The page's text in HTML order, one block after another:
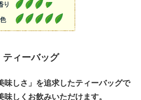
ティーバッグ
味しさ」を追求したティーバッグで
しくお飲みいただけます。